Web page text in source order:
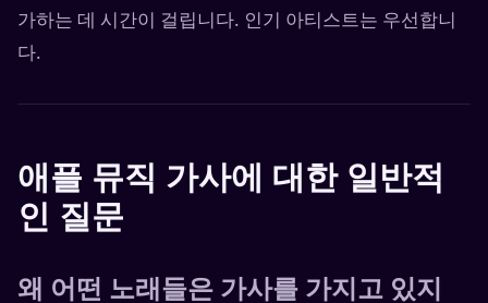
가하는 데 시간이 걸립니다. 인기 아티스트는 우선합니
다.
애플 뮤직 가사에 대한 일반적
인 질문
왜 어떤 노래들은 가사를 가지고 있지